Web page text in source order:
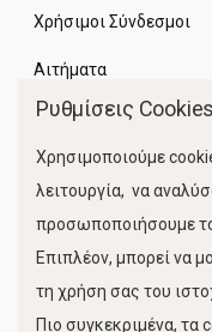
Χρήσιμοι Σύνδεσμοι
Αιτήματα
Ρυθμίσεις Cookies
Χρησιμοποιούμε
λειτουργία, να
προσωποποιήσουμε το
Επιπλέον, μπορεί να
τη χρήση σας του
Πιο συγκεκριμένα, τα